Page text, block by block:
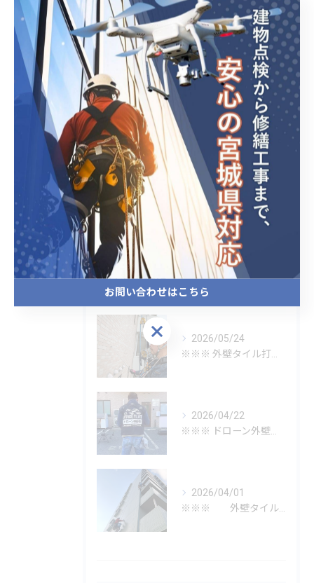
カテゴリー Categories
全てのカテゴリー
ドローン
ロープアクセス
特定建築物定期調査
雨漏れ
清掃
最近の投稿 Recent Posts
2026/05/24
2026/04/22
2026/04/01
お問い合わせはこちら
お問い合わせはこちら